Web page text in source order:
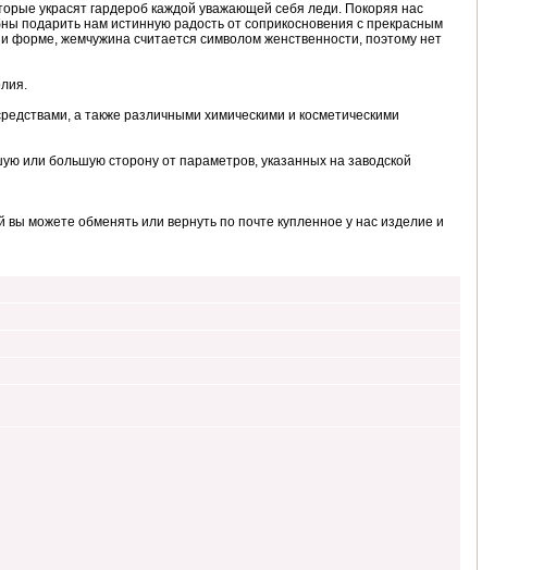
украсят гардероб каждой уважающей себя леди. Покоряя нас
подарить нам истинную радость от соприкосновения с прекрасным
форме, жемчужина считается символом женственности, поэтому нет
а также различными химическими и косметическими
или большую сторону от параметров, указанных на заводской
можете обменять или вернуть по почте купленное у нас изделие и